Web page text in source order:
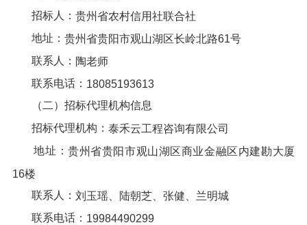
招标人： 贵州省农村信用社联合社
地址： 贵州省贵阳市观山湖区长岭北路61号
联系人： 陶老师
联系电话： 18085193613
（二）招标代理机构信息
招标代理机构： 泰禾云工程咨询有限公司
地址：贵州省贵阳市观山湖区商业金融区内建勘大厦
16楼
联系人： 刘玉瑶、 陆朝芝、 张健、 兰明城
联系电话： 19984490299